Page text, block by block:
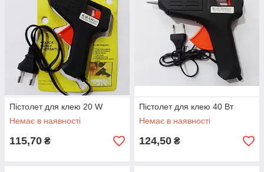
Пістолет для клею 20 W
Немає в наявності
115,70 ₴
Пістолет для клею 40 Вт
Немає в наявності
124,50 ₴